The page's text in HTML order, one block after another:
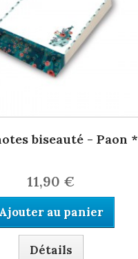
biseauté - Paon *
11,90 €
au panier
Détails